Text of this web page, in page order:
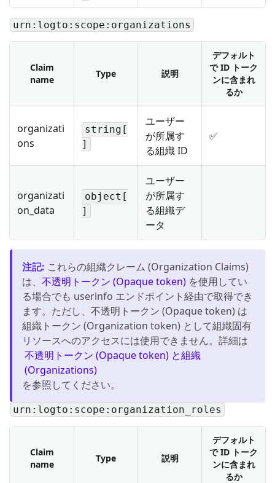
urn:logto:scope:organizations
Claim
name
Type 説明
デフォルト
で ID トーク
ンに含まれ
るか
organizati
ons
string[
]
ユーザー
が所属す
る組織 ID
✅
organizati
on_data
object[
]
ユーザー
が所属す
る組織デ
ータ
注記: これらの組織クレーム (Organization Claims)
は、 不透明トークン (Opaque token) を使用してい
る場合でも userinfo エンドポイント経由で取得でき
ます。ただし、不透明トークン (Opaque token) は
組織トークン (Organization token) として組織固有
リソースへのアクセスには使用できません。詳細は
不透明トークン (Opaque token) と組織
(Organizations)
を参照してください。
urn:logto:scope:organization_roles
Claim
name
Type 説明
デフォルト
で ID トーク
ンに含まれ
るか